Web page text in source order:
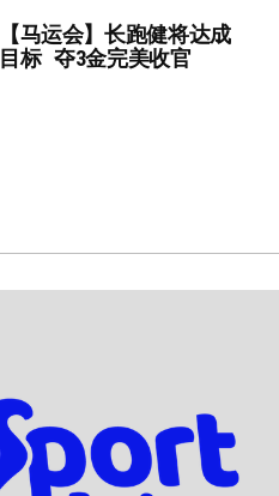
【马运会】长跑健将达成
目标 夺3金完美收官